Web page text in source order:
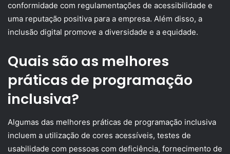
conformidade com regulamentações de acessibilidade e
uma reputação positiva para a empresa. Além disso, a
inclusão digital promove a diversidade e a equidade.
Quais são as melhores
práticas de programação
inclusiva?
Algumas das melhores práticas de programação inclusiva
incluem a utilização de cores acessíveis, testes de
usabilidade com pessoas com deficiência, fornecimento de